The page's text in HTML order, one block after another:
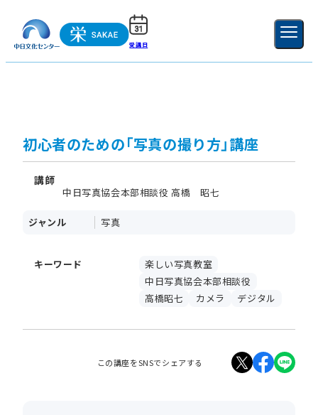
受講日 新規登録
初心者のための「写真の撮り方」講座
講師
中日写真協会本部相談役 高橋 昭七
ジャンル 写真
キーワード
楽しい写真教室
中日写真協会本部相談役
高橋昭七
カメラ デジタル
この講座をSNSでシェアする